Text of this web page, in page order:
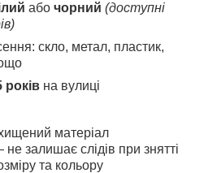
або чорний (доступні
скло, метал, пластик,
років на вулиці
матеріал
залишає слідів при знятті
та кольору